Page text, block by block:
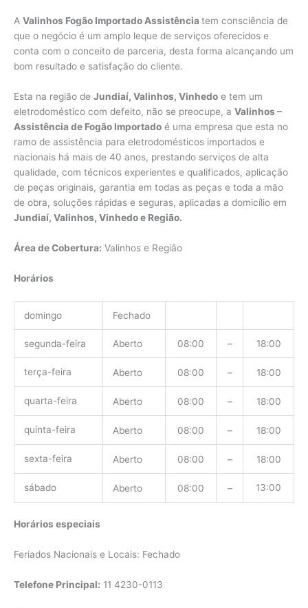
A Valinhos Fogão Importado Assistência tem consciência de
que o negócio é um amplo leque de serviços oferecidos e
conta com o conceito de parceria, desta forma alcançando um
bom resultado e satisfação do cliente.
Esta na região de Jundiaí, Valinhos, Vinhedo e tem um
eletrodoméstico com defeito, não se preocupe, a Valinhos –
Assistência de Fogão Importado é uma empresa que esta no
ramo de assistência para eletrodomésticos importados e
nacionais há mais de 40 anos, prestando serviços de alta
qualidade, com técnicos experientes e qualificados, aplicação
de peças originais, garantia em todas as peças e toda a mão
de obra, soluções rápidas e seguras, aplicadas a domicílio em
Jundiaí, Valinhos, Vinhedo e Região.
Área de Cobertura: Valinhos e Região
Horários
domingo Fechado
segunda-feira Aberto 08:00 – 18:00
terça-feira Aberto 08:00 – 18:00
quarta-feira Aberto 08:00 – 18:00
quinta-feira Aberto 08:00 – 18:00
sexta-feira Aberto 08:00 – 18:00
sábado Aberto 08:00 – 13:00
Horários especiais
Feriados Nacionais e Locais: Fechado
Telefone Principal: 11 4230-0113